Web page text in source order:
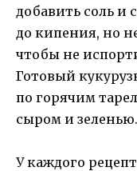
добавить соль и
до кипения, но
чтобы не
Готовый
по горячим
сыром и зеленью.
У каждого